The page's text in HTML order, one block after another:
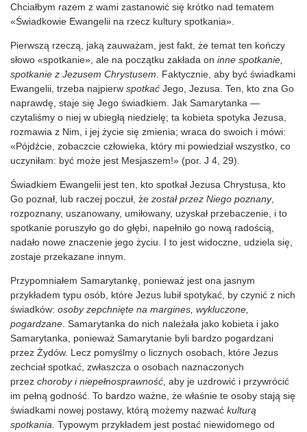
Chciałbym razem z wami zastanowić się krótko nad tematem
«Świadkowie Ewangelii na rzecz kultury spotkania».
Pierwszą rzeczą, jaką zauważam, jest fakt, że temat ten kończy
słowo «spotkanie», ale na początku zakłada on inne spotkanie,
spotkanie z Jezusem Chrystusem . Faktycznie, aby być świadkami
Ewangelii, trzeba najpierw spotkać Jego, Jezusa. Ten, kto zna Go
naprawdę, staje się Jego świadkiem. Jak Samarytanka —
czytaliśmy o niej w ubiegłą niedzielę; ta kobieta spotyka Jezusa,
rozmawia z Nim, i jej życie się zmienia; wraca do swoich i mówi:
«Pójdźcie, zobaczcie człowieka, który mi powiedział wszystko, co
uczyniłam: być może jest Mesjaszem!» (por. J 4, 29).
Świadkiem Ewangelii jest ten, kto spotkał Jezusa Chrystusa, kto
Go poznał, lub raczej poczuł, że został przez Niego poznany,
rozpoznany, uszanowany, umiłowany, uzyskał przebaczenie, i to
spotkanie poruszyło go do głębi, napełniło go nową radością,
nadało nowe znaczenie jego życiu. I to jest widoczne, udziela się,
zostaje przekazane innym.
Przypomniałem Samarytankę, ponieważ jest ona jasnym
przykładem typu osób, które Jezus lubił spotykać, by czynić z nich
świadków: osoby zepchnięte na margines, wykluczone,
pogardzane . Samarytanka do nich należała jako kobieta i jako
Samarytanka, ponieważ Samarytanie byli bardzo pogardzani
przez Żydów. Lecz pomyślmy o licznych osobach, które Jezus
zechciał spotkać, zwłaszcza o osobach naznaczonych
przez choroby i niepełnosprawność , aby je uzdrowić i przywrócić
im pełną godność. To bardzo ważne, że właśnie te osoby stają się
świadkami nowej postawy, którą możemy nazwać kulturą
spotkania . Typowym przykładem jest postać niewidomego od